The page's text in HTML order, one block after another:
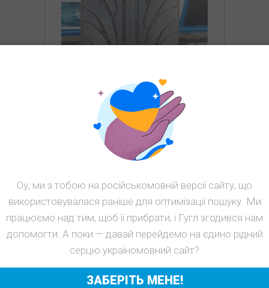
л б/у 255/45R20 Star Performer
TNG UHP 4416 4.5-5мм
1100 грн
КУПИТЬ
Оу, ми з тобою на російськомовній версії сайту, що
використовувалася раніше для оптимізації пошуку. Ми
працюємо над тим, щоб її прибрати, і Гугл згодився нам
допомогти. А поки — давай перейдемо на єдино рідний
серцю україномовний сайт?
ЗАБЕРІТЬ МЕНЕ!